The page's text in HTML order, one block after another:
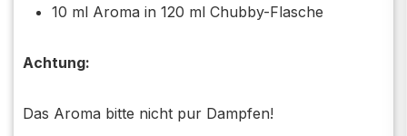
10 ml Aroma in 120 ml Chubby-Flasche
Achtung:
Das Aroma bitte nicht pur Dampfen!